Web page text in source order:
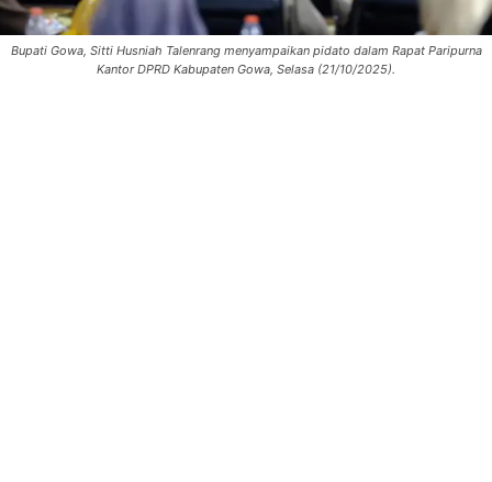
Bupati Gowa, Sitti Husniah Talenrang menyampaikan pidato dalam Rapat Paripurna
Kantor DPRD Kabupaten Gowa, Selasa (21/10/2025).